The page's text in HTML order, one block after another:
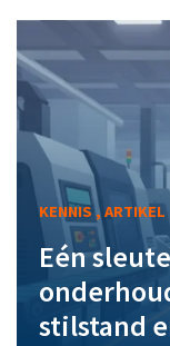
KENNIS , ARTIKEL
Eén
stilstand